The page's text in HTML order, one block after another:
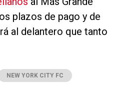
plazos de pago y de
al delantero que tanto
NEW YORK CITY FC